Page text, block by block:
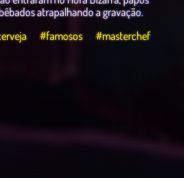
atrapalhando a gravação.
#famosos #masterchef